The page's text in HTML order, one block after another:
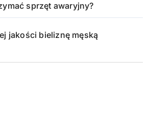
sprzęt awaryjny?
jakości bieliznę męską